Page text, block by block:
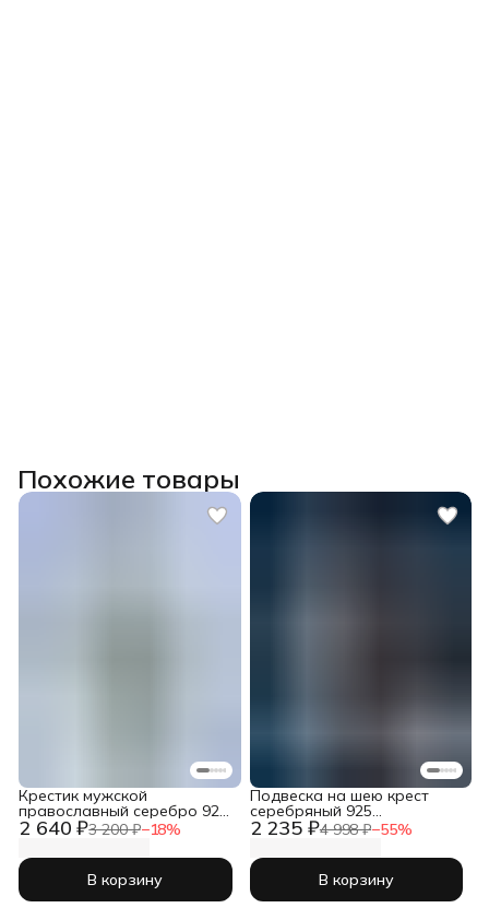
Похожие товары
2 640 ₽3 200 ₽−18%
Крестик мужской
православный серебро 925
пробы
В корзину
2 235 ₽4 998 ₽−55%
Подвеска на шею крест
серебряный 925
православный
В корзину